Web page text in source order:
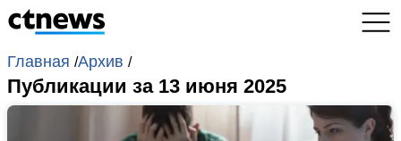
Главная /Архив /
Публикации за 13 июня 2025